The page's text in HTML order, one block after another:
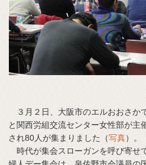
３月２日、大阪市のエルおおさか
と関西労組交流センター女性部が主
され80人が集まりました（写真）。
時代が集会スローガンを呼び寄せ